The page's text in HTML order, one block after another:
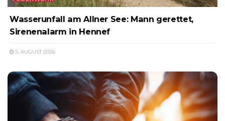
Wasserunfall am Allner See: Mann gerettet,
Sirenenalarm in Hennef
5. AUGUST 2026